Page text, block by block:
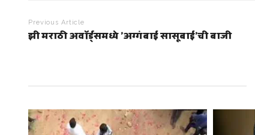
Previous Article
झी मराठी अवॉर्ड्समध्ये 'अग्गंबाई सासूबाई'ची बाजी